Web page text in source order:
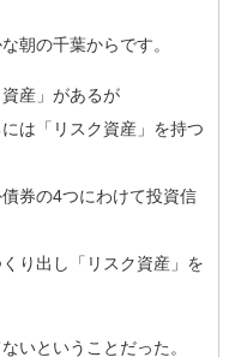
朝の千葉からです。
産」があるが
は「リスク資産」を持つ
券の4つにわけて投資信
り出し「リスク資産」を
いということだった。